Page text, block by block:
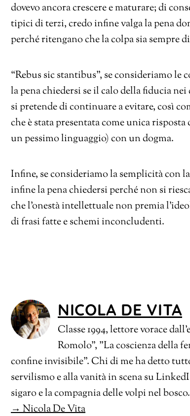
dovevo ancora crescere e maturare; di
tipici di terzi, credo infine valga la pena
perché ritengano che la colpa sia sempre
“Rebus sic stantibus”, se consideriamo
la pena chiedersi se il calo della fiducia
si pretende di continuare a evitare, così
che è stata presentata come unica
un pessimo linguaggio) con un dogma.
Infine, se consideriamo la semplicità con
infine la pena chiedersi perché non si
che l’onestà intellettuale non premia
di frasi fatte e schemi inconcludenti.
NICOLA DE VITA
Classe 1994, lettore vorace
Romolo", "La coscienza della
confine invisibile". Chi di me ha detto
servilismo e alla vanità in scena su
sigaro e la compagnia delle volpi nel
→ Nicola De Vita